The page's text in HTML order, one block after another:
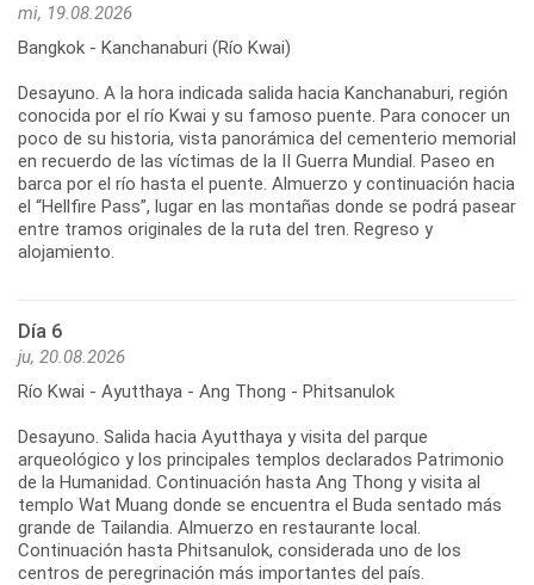
mi, 19.08.2026
Bangkok - Kanchanaburi (Río Kwai)
Desayuno. A la hora indicada salida hacia Kanchanaburi, región
conocida por el río Kwai y su famoso puente. Para conocer un
poco de su historia, vista panorámica del cementerio memorial
en recuerdo de las víctimas de la II Guerra Mundial. Paseo en
barca por el río hasta el puente. Almuerzo y continuación hacia
el “Hellfire Pass”, lugar en las montañas donde se podrá pasear
entre tramos originales de la ruta del tren. Regreso y
Día 6
ju, 20.08.2026
Río Kwai - Ayutthaya - Ang Thong - Phitsanulok
Desayuno. Salida hacia Ayutthaya y visita del parque
arqueológico y los principales templos declarados Patrimonio
de la Humanidad. Continuación hasta Ang Thong y visita al
templo Wat Muang donde se encuentra el Buda sentado más
grande de Tailandia. Almuerzo en restaurante local.
Continuación hasta Phitsanulok, considerada uno de los
centros de peregrinación más importantes del país.